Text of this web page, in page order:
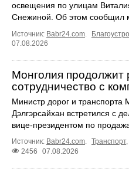
освещения по улицам
Снежиной. Об этом сообщил
Источник: Babr24.com.
07.08.2026
Монголия продолжит
сотрудничество с
Министр дорог и транспорта
Дэлгэрсайхан встретился с
вице-президентом по
Источник: Babr24.com. Транспорт,
2456
07.08.2026